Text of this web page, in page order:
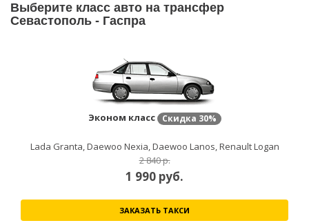
Выберите класс авто на трансфер
Севастополь - Гаспра
Эконом класс Скидка 30%
Lada Granta, Daewoo Nexia, Daewoo Lanos, Renault Logan
2 840 р.
1 990 руб.
ЗАКАЗАТЬ ТАКСИ